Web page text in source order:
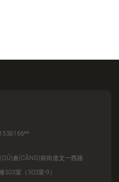
倉(CĀNG)前街道文一西路
303室（303室-9）